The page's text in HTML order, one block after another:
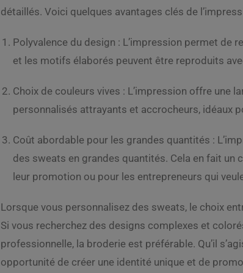
détaillés. Voici quelques avantages clés de
Polyvalence du design : L’impression permet de
et les motifs élaborés peuvent être reproduits
Choix de couleurs vives : L’impression offre une
personnalisés attrayants et accrocheurs, idéaux
Coût abordable pour les grandes quantités :
des sweats en grandes quantités. Cela en fait
leur promotion ou pour les entrepreneurs qui
Lorsque vous personnalisez des sweats, le choix
Si vous recherchez des designs complexes et
professionnelle, la broderie est préférable. Qu’il
opportunité de créer une identité unique et de